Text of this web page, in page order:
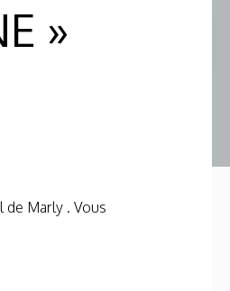
»
Marly . Vous